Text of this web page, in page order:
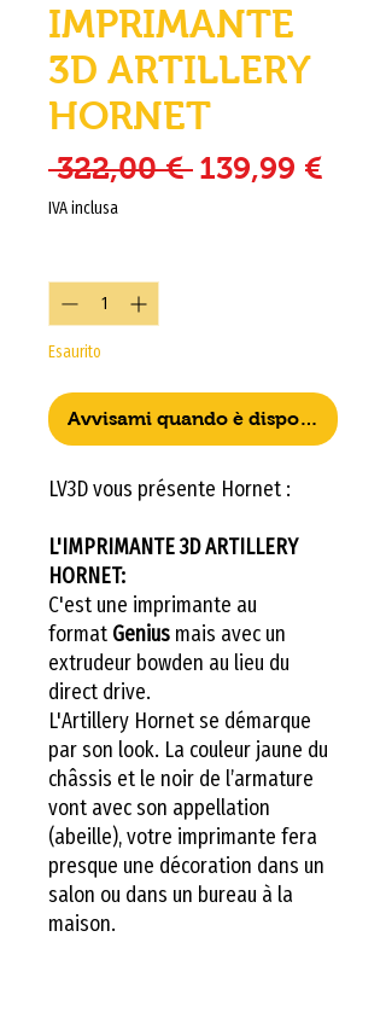
IMPRIMANTE
3D ARTILLERY
HORNET
322,00 € Prezzo
139,99 €
IVA inclusa
Esaurito
Avvisami quando è disponibile
LV3D vous présente Hornet :
L'IMPRIMANTE 3D ARTILLERY
HORNET:
C'est une imprimante au
format Genius mais avec un
extrudeur bowden au lieu du
direct drive.
L'Artillery Hornet se démarque
par son look. La couleur jaune du
châssis et le noir de l’armature
vont avec son appellation
(abeille), votre imprimante fera
presque une décoration dans un
salon ou dans un bureau à la
maison.